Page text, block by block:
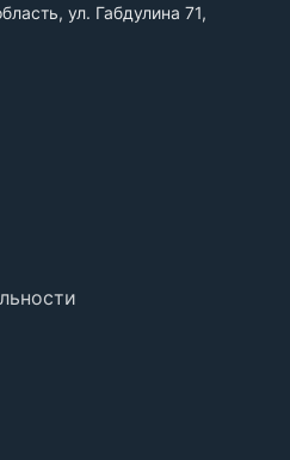
ул. Габдулина 71,